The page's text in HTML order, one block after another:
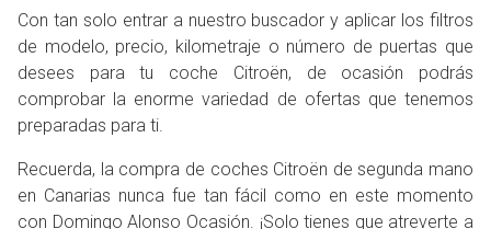
Con tan solo entrar a nuestro buscador y aplicar los filtros
de modelo, precio, kilometraje o número de puertas que
desees para tu coche Citroën, de ocasión podrás
comprobar la enorme variedad de ofertas que tenemos
preparadas para ti.
Recuerda, la compra de coches Citroën de segunda mano
en Canarias nunca fue tan fácil como en este momento
con Domingo Alonso Ocasión. ¡Solo tienes que atreverte a